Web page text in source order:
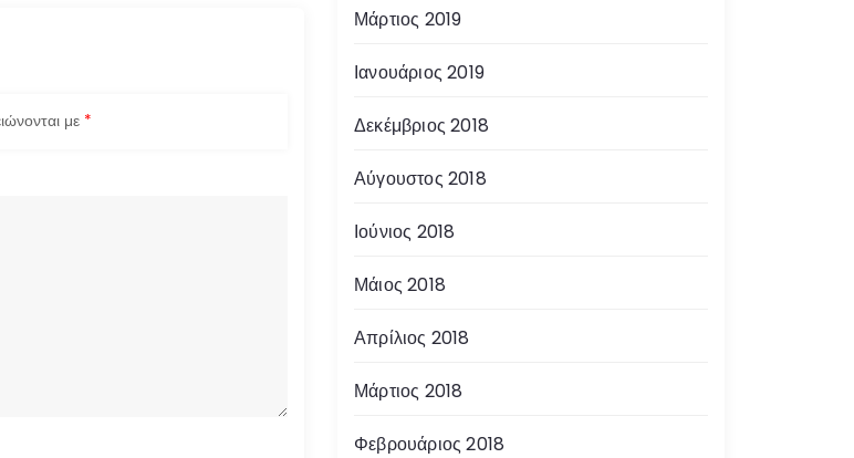
με *
Μάρτιος 2019
Ιανουάριος 2019
Δεκέμβριος 2018
Αύγουστος 2018
Ιούνιος 2018
Μάιος 2018
Απρίλιος 2018
Μάρτιος 2018
Φεβρουάριος 2018